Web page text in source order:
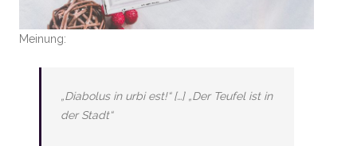
Meinung:
„Diabolus in urbi est!“ […] „Der Teufel ist in
der Stadt“